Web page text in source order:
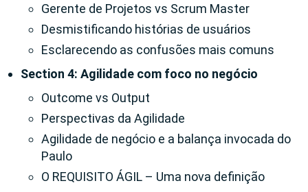
Gerente de Projetos vs Scrum Master
Desmistificando histórias de usuários
Esclarecendo as confusões mais comuns
Section 4: Agilidade com foco no negócio
Outcome vs Output
Perspectivas da Agilidade
Agilidade de negócio e a balança invocada do
Paulo
O REQUISITO ÁGIL – Uma nova definição